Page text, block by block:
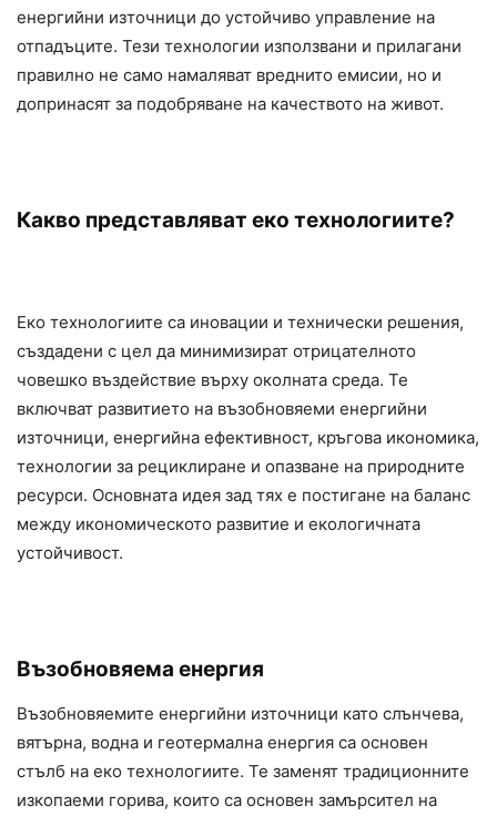
енергийни източници до устойчиво управление на
отпадъците. Тези технологии използвани и прилагани
правилно не само намаляват вреднито емисии, но и
допринасят за подобряване на качеството на живот.
Какво представляват еко технологиите?
Еко технологиите са иновации и технически решения,
създадени с цел да минимизират отрицателното
човешко въздействие върху околната среда. Те
включват развитието на възобновяеми енергийни
източници, енергийна ефективност, кръгова икономика,
технологии за рециклиране и опазване на природните
ресурси. Основната идея зад тях е постигане на баланс
между икономическото развитие и екологичната
устойчивост.
Възобновяема енергия
Възобновяемите енергийни източници като слънчева,
вятърна, водна и геотермална енергия са основен
стълб на еко технологиите. Те заменят традиционните
изкопаеми горива, които са основен замърсител на